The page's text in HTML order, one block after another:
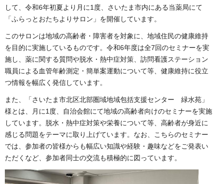
して、令和6年初夏より月に1度、さいたま市内にある当薬局にて
「ふらっとおたちよりサロン」を開催しています。
このサロンは地域の高齢者・障害者を対象に、地域住民の健康維持
を目的に実施しているものです。令和6年度は全7回のセミナーを実
施し、薬に関する質問や脱水・熱中症対策、訪問看護ステーション
職員による血管年齢測定・簡単案運動について等、健康維持に役立
つ情報を幅広く発信しています。
また、「さいたま市北区北部圏域地域包括支援センター 緑水苑」
様とは、月に1度、自治会館にて地域の高齢者向けのセミナーを実施
しています。脱水・熱中症対策や栄養について等、高齢者が身近に
感じる問題をテーマに取り上げています。なお、こちらのセミナー
では、参加者の皆様からも幅広い知識や経験・趣味などをご発表い
ただくなど、参加者同士の交流も積極的に図っています。